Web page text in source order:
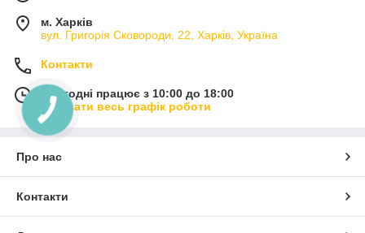
м. Харків
вул. Григорія Сковороди, 22, Харків, Україна
Контакти
Сьогодні працює з 10:00 до 18:00
Показати весь графік роботи
Про нас
Контакти